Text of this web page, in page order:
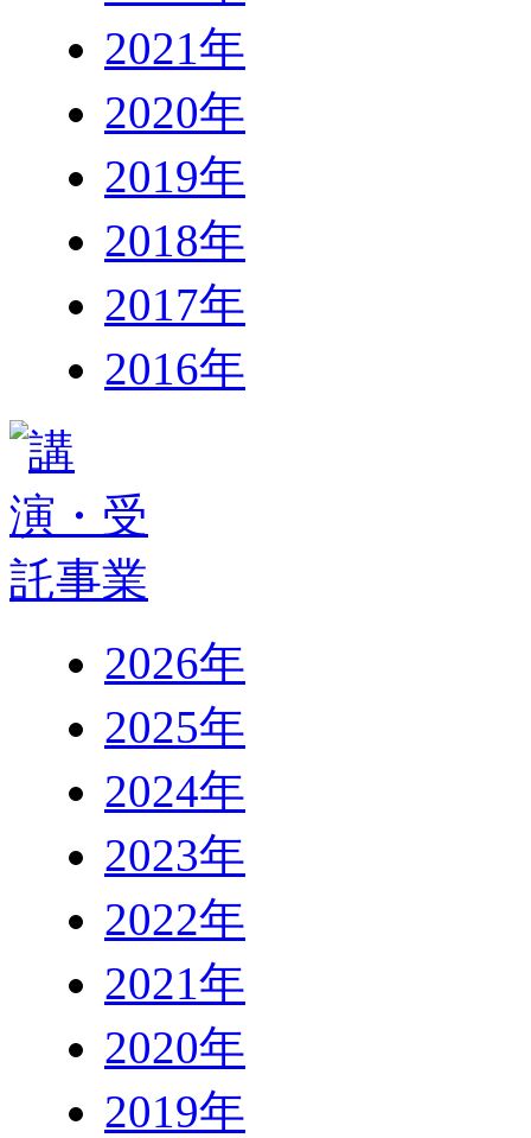
2021年
2020年
2019年
2018年
2017年
2016年
2026年
2025年
2024年
2023年
2022年
2021年
2020年
2019年